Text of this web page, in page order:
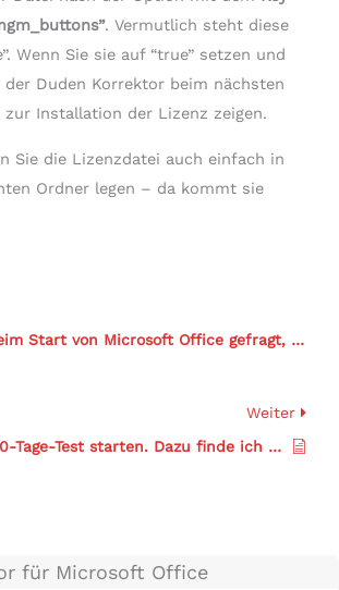
. Vermutlich steht diese
Wenn Sie sie auf “true” setzen und
Duden Korrektor beim nächsten
Installation der Lizenz zeigen.
Sie die Lizenzdatei auch einfach in
Ordner legen – da kommt sie
gefragt, ob ich die Anwendung Duden Korrektor für Microsoft Office installieren will, was soll ich tun?
Weiter
Ich will einen 30-Tage-Test starten. Dazu finde ich aber keinen Button.
für Microsoft Office